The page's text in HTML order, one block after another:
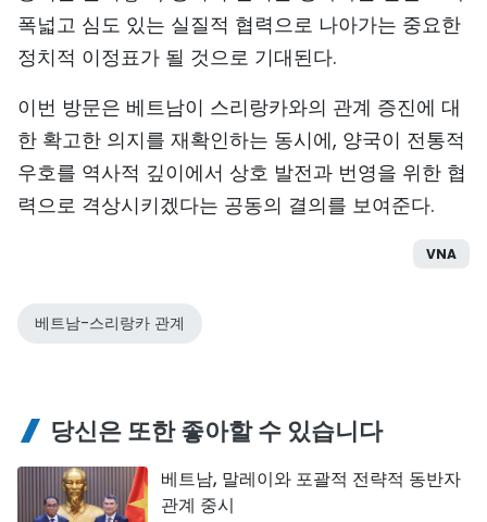
폭넓고 심도 있는 실질적 협력으로 나아가는 중요한
정치적 이정표가 될 것으로 기대된다.
이번 방문은 베트남이 스리랑카와의 관계 증진에 대
한 확고한 의지를 재확인하는 동시에, 양국이 전통적
우호를 역사적 깊이에서 상호 발전과 번영을 위한 협
력으로 격상시키겠다는 공동의 결의를 보여준다.
VNA
베트남-스리랑카 관계
당신은 또한 좋아할 수 있습니다
베트남, 말레이와 포괄적 전략적 동반자
관계 중시